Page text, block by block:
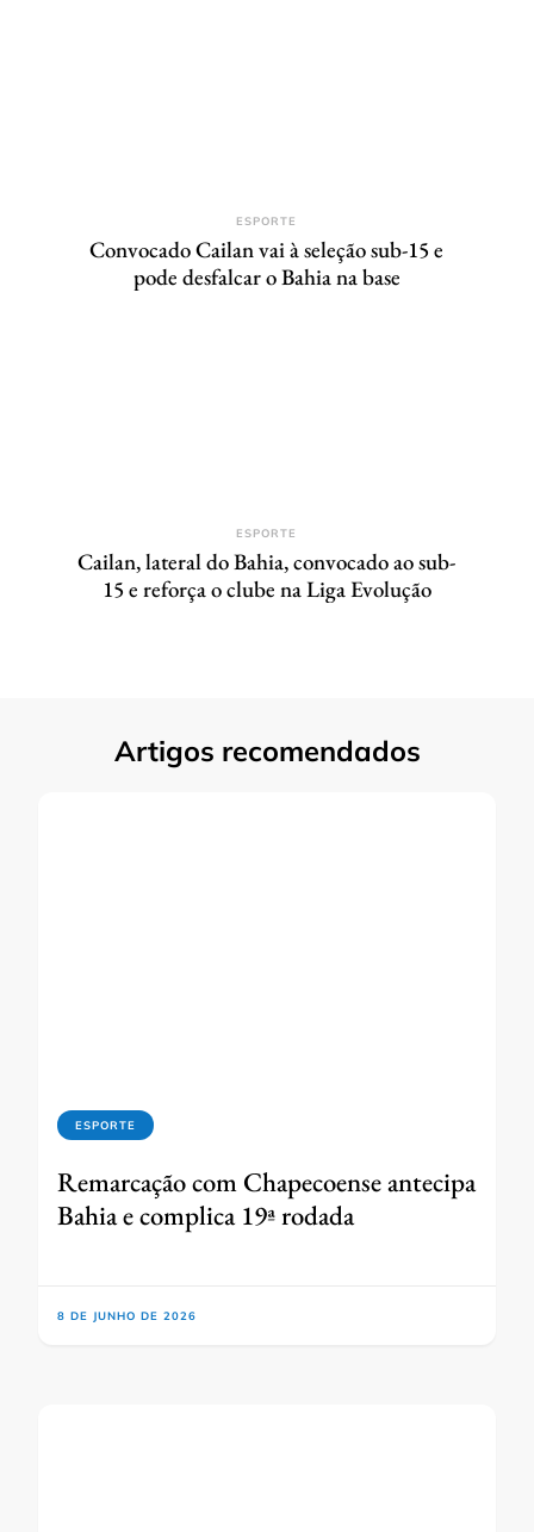
ESPORTE
Convocado Cailan vai à seleção sub-15 e
pode desfalcar o Bahia na base
ESPORTE
Cailan, lateral do Bahia, convocado ao sub-
15 e reforça o clube na Liga Evolução
Artigos recomendados
ESPORTE
Remarcação com Chapecoense antecipa
Bahia e complica 19ª rodada
8 DE JUNHO DE 2026